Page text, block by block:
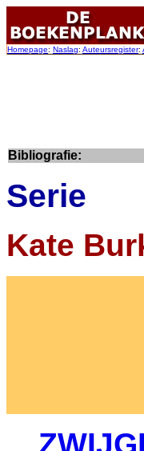
Homepage: Naslag: Auteursregister:
Bibliografie:
Serie
Kate